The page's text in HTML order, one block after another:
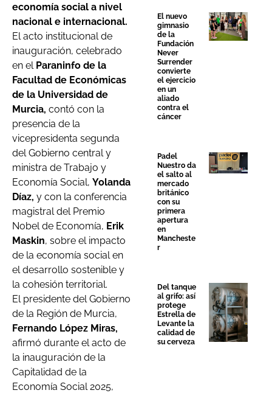
economía social a nivel
nacional e internacional.
El acto institucional de
inauguración, celebrado
en el Paraninfo de la
Facultad de Económicas
de la Universidad de
Murcia, contó con la
presencia de la
vicepresidenta segunda
del Gobierno central y
ministra de Trabajo y
Economía Social, Yolanda
Díaz, y con la conferencia
magistral del Premio
Nobel de Economía, Erik
Maskin, sobre el impacto
de la economía social en
el desarrollo sostenible y
la cohesión territorial.
El presidente del Gobierno
de la Región de Murcia,
Fernando López Miras,
afirmó durante el acto de
la inauguración de la
Capitalidad de la
Economía Social 2025,
El nuevo
gimnasio
de la
Fundación
Never
Surrender
convierte
el ejercicio
en un
aliado
contra el
cáncer
Padel
Nuestro da
el salto al
mercado
británico
con su
primera
apertura
en
Mancheste
r
Del tanque
al grifo: así
protege
Estrella de
Levante la
calidad de
su cerveza